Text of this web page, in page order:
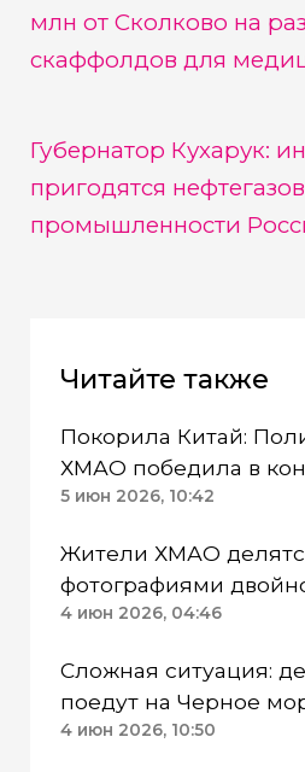
млн от Сколково на
скаффолдов для
Губернатор Кухарук:
пригодятся
промышленности
Читайте также
Покорила Китай:
ХМАО победила в
Beauty International
5 июн 2026, 10:42
Жители ХМАО
фотографиями
4 июн 2026, 04:46
Сложная ситуация:
поедут на Черное
подряд
4 июн 2026, 10:50